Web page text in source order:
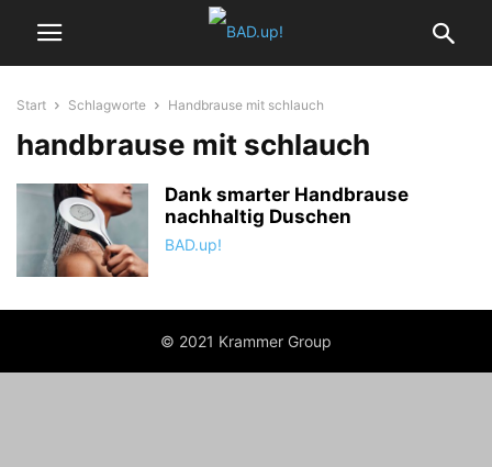
Start Schlagworte Handbrause mit schlauch
handbrause mit schlauch
Dank smarter Handbrause
nachhaltig Duschen
BAD.up!
© 2021 Krammer Group